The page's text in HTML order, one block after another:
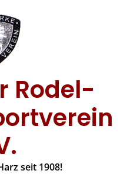
Rodel-
seit 1908!